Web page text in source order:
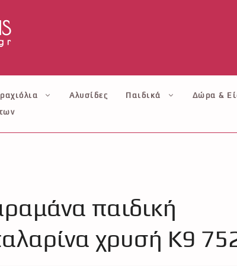
Αλυσίδες Παιδικά
Δώρα &
παιδική
χρυσή Κ9